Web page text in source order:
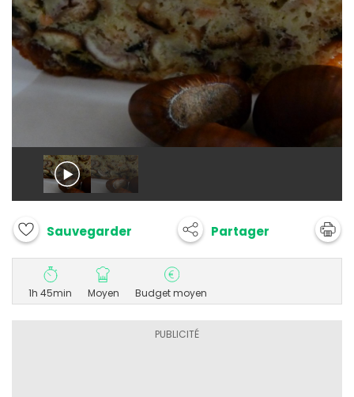
Sauvegarder Partager
1h 45min Moyen Budget moyen